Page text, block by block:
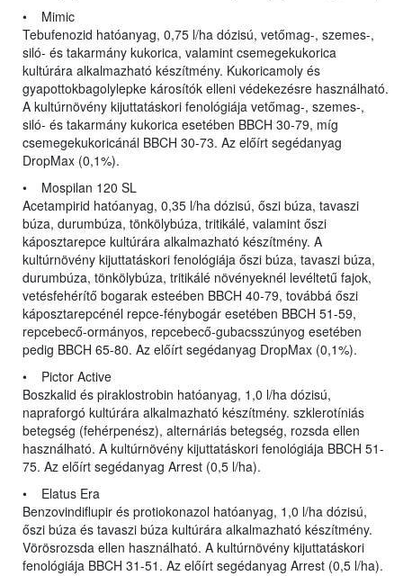
• Mimic
Tebufenozid hatóanyag, 0,75 l/ha dózisú, vetőmag-, szemes-,
siló- és takarmány kukorica, valamint csemegekukorica
kultúrára alkalmazható készítmény. Kukoricamoly és
gyapottokbagolylepke károsítók elleni védekezésre használható.
A kultúrnövény kijuttatáskori fenológiája vetőmag-, szemes-,
siló- és takarmány kukorica esetében BBCH 30-79, míg
csemegekukoricánál BBCH 30-73. Az előírt segédanyag
DropMax (0,1%).
• Mospilan 120 SL
Acetampirid hatóanyag, 0,35 l/ha dózisú, őszi búza, tavaszi
búza, durumbúza, tönkölybúza, tritikálé, valamint őszi
káposztarepce kultúrára alkalmazható készítmény. A
kultúrnövény kijuttatáskori fenológiája őszi búza, tavaszi búza,
durumbúza, tönkölybúza, tritikálé növényeknél levéltetű fajok,
vetésfehérítő bogarak esteében BBCH 40-79, továbbá őszi
káposztarepcénél repce-fénybogár esetében BBCH 51-59,
repcebecő-ormányos, repcebecő-gubacsszúnyog esetében
pedig BBCH 65-80. Az előírt segédanyag DropMax (0,1%).
• Pictor Active
Boszkalid és piraklostrobin hatóanyag, 1,0 l/ha dózisú,
napraforgó kultúrára alkalmazható készítmény. szklerotíniás
betegség (fehérpenész), alternáriás betegség, rozsda ellen
használható. A kultúrnövény kijuttatáskori fenológiája BBCH 51-
75. Az előírt segédanyag Arrest (0,5 l/ha).
• Elatus Era
Benzovindiflupir és protiokonazol hatóanyag, 1,0 l/ha dózisú,
őszi búza és tavaszi búza kultúrára alkalmazható készítmény.
Vörösrozsda ellen használható. A kultúrnövény kijuttatáskori
fenológiája BBCH 31-51. Az előírt segédanyag Arrest (0,5 l/ha).